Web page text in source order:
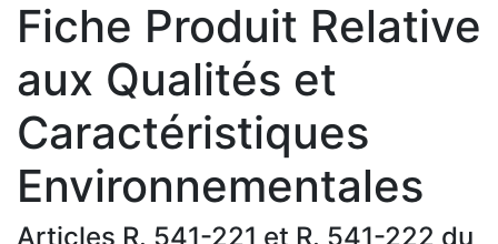
Fiche Produit Relative
aux Qualités et
Caractéristiques
Environnementales
Articles R. 541-221 et R. 541-222 du